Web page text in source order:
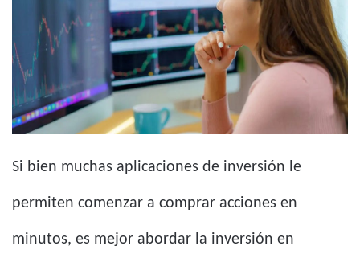
Si bien muchas aplicaciones de inversión le
permiten comenzar a comprar acciones en
minutos, es mejor abordar la inversión en